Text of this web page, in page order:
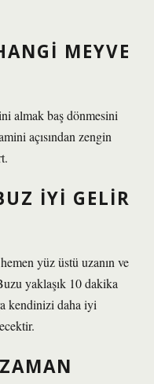
MEYVE
almak baş dönmesini
açısından zengin
IYI GELIR
yüz üstü uzanın ve
yaklaşık 10 dakika
kendinizi daha iyi